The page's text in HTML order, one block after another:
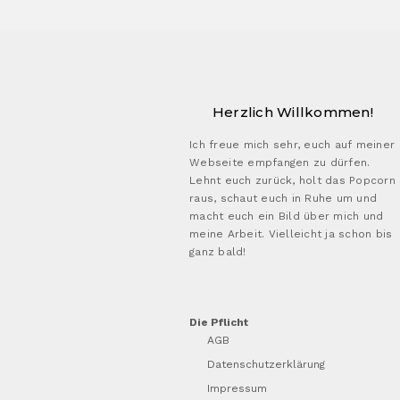
Herzlich Willkommen!
Ich freue mich sehr, euch auf meiner
Webseite empfangen zu dürfen.
Lehnt euch zurück, holt das Popcorn
raus, schaut euch in Ruhe um und
macht euch ein Bild über mich und
meine Arbeit. Vielleicht ja schon bis
ganz bald!
Die Pflicht
AGB
Datenschutzerklärung
Impressum